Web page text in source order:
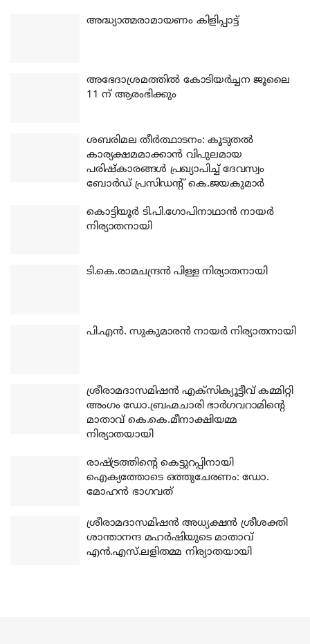
അദ്ധ്യാത്മരാമായണം കിളിപ്പാട്ട്
അഭേദാശ്രമത്തില്‍ കോടിയര്‍ച്ചന ജൂലൈ
11 ന് ആരംഭിക്കും
ശബരിമല തീര്‍ത്ഥാടനം: കൂടുതല്‍
കാര്യക്ഷമമാക്കാന്‍ വിപുലമായ
പരിഷ്‌കാരങ്ങള്‍ പ്രഖ്യാപിച്ച് ദേവസ്വം
ബോര്‍ഡ് പ്രസിഡന്റ് കെ.ജയകുമാര്‍
കൊട്ടിയൂര്‍ ടി.പി.ഗോപിനാഥാന്‍ നായര്‍
നിര്യാതനായി
ടി.കെ.രാമചന്ദ്രന്‍ പിള്ള നിര്യാതനായി
പി.എന്‍. സുകുമാരന്‍ നായര്‍ നിര്യാതനായി
ശ്രീരാമദാസമിഷന്‍ എക്‌സിക്യൂട്ടീവ് കമ്മിറ്റി
അംഗം ഡോ.ബ്രഹ്മചാരി ഭാര്‍ഗവറാമിന്റെ
മാതാവ് കെ.കെ.മീനാക്ഷിയമ്മ
നിര്യാതയായി
രാഷ്ട്രത്തിന്റെ കെട്ടുറപ്പിനായി
ഐക്യത്തോടെ ഒത്തുചേരണം: ഡോ.
മോഹന്‍ ഭാഗവത്
ശ്രീരാമദാസമിഷന്‍ അധ്യക്ഷന്‍ ശ്രീശക്തി
ശാന്താനന്ദ മഹര്‍ഷിയുടെ മാതാവ്
എന്‍.എസ്.ലളിതമ്മ നിര്യാതയായി